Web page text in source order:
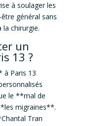
à soulager les
général sans
chirurgie.
un
13 ?
à Paris 13
le **mal de
migraines**.
Tran